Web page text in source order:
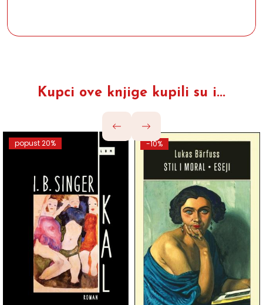
Kupci ove knjige kupili su i...
popust 20% -10%